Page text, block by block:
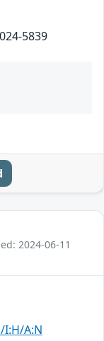
5839
2024-06-11
I:H/A:N